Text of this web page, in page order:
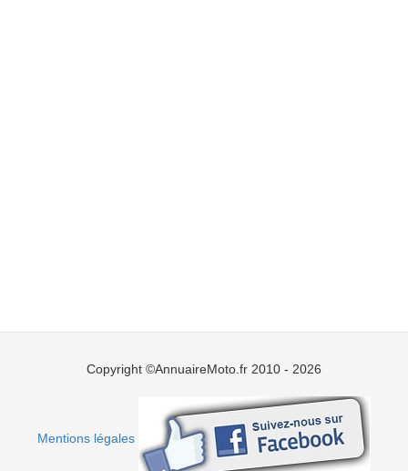
Copyright ©AnnuaireMoto.fr 2010 - 2026
Mentions légales